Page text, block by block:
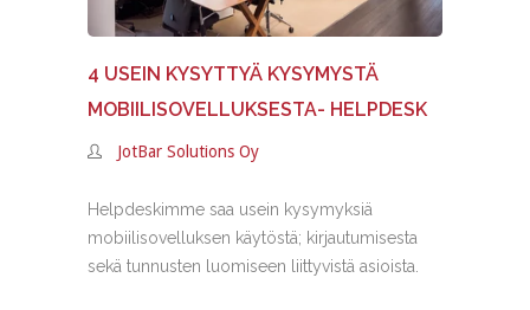
4 USEIN KYSYTTYÄ KYSYMYSTÄ
MOBIILISOVELLUKSESTA- HELPDESK
JotBar Solutions Oy
Helpdeskimme saa usein kysymyksiä
mobiilisovelluksen käytöstä; kirjautumisesta
sekä tunnusten luomiseen liittyvistä asioista.